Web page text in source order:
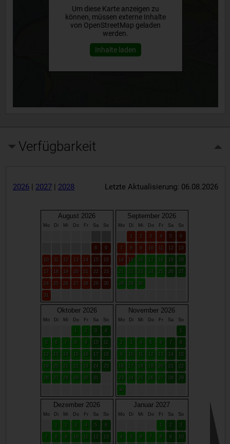
Um diese Karte anzeigen zu
können, müssen externe Inhalte
von OpenStreetMap geladen
werden.
Inhalte laden
Verfügbarkeit
2026| 2027| 2028 Letzte Aktualisierung: 06.08.2026
August 2026
Mo Di Mi Do Fr Sa So
8 9
10 11 12 13 14 15 16
17 18 19 20 21 22 23
24 25 26 27 28 29 30
31
September 2026
Mo Di Mi Do Fr Sa So
1 2 3 4 5 6
7 8 9 10 11 12 13
14 15 16 17 18 19 20
21 22 23 24 25 26 27
28 29 30
Oktober 2026
Mo Di Mi Do Fr Sa So
1 2 3 4
5 6 7 8 9 10 11
12 13 14 15 16 17 18
19 20 21 22 23 24 25
26 27 28 29 30 31
November 2026
Mo Di Mi Do Fr Sa So
1
2 3 4 5 6 7 8
9 10 11 12 13 14 15
16 17 18 19 20 21 22
23 24 25 26 27 28 29
30
Dezember 2026
Mo Di Mi Do Fr Sa So
1 2 3 4 5 6
7 8 9 10 11 12 13
Januar 2027
Mo Di Mi Do Fr Sa So
1 2 3
4 5 6 7 8 9 10